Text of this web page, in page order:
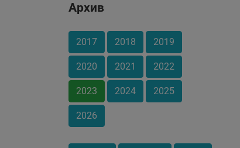
Архив
2017 2018 2019
2020 2021 2022
2023 2024 2025
2026